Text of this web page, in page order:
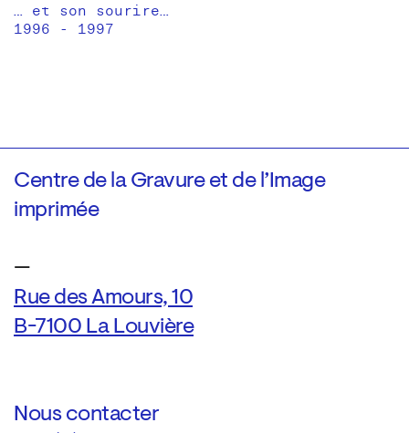
… et son sourire…
1996 - 1997
Centre de la Gravure et de l’Image
imprimée
—
Rue des Amours, 10
B-7100 La Louvière
Nous contacter